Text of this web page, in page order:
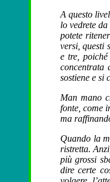
A questo
lo vedrete
potete
versi, questi
e tre,
concentrata
sostiene e si
Man mano
fonte, come
ma
Quando la
ristretta.
più grossi
dire certe